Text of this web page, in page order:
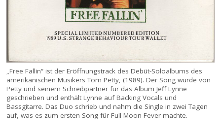
„Free Fallin“ ist der Eröffnungstrack des Debüt-Soloalbums des
amerikanischen Musikers Tom Petty, (1989). Der Song wurde von
Petty und seinem Schreibpartner für das Album Jeff Lynne
geschrieben und enthält Lynne auf Backing Vocals und
Bassgitarre. Das Duo schrieb und nahm die Single in zwei Tagen
auf, was es zum ersten Song für Full Moon Fever machte.